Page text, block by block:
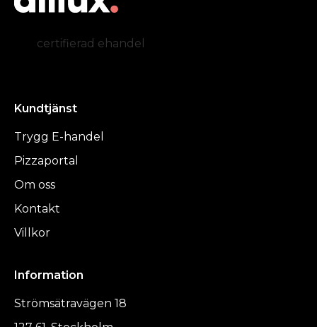
certifierad ehandel
Kundtjänst
Trygg E-handel
Pizzaportal
Om oss
Kontakt
Villkor
Information
Strömsätravägen 18